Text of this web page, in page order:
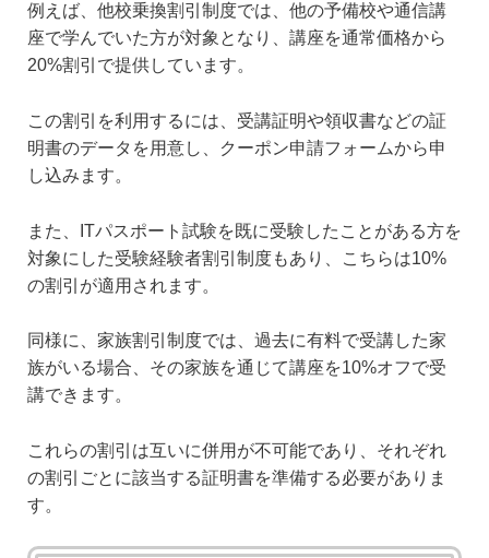
例えば、他校乗換割引制度では、他の予備校や通信講
座で学んでいた方が対象となり、講座を通常価格から
20%割引で提供しています。
この割引を利用するには、受講証明や領収書などの証
明書のデータを用意し、クーポン申請フォームから申
し込みます。
また、ITパスポート試験を既に受験したことがある方を
対象にした受験経験者割引制度もあり、こちらは10%
の割引が適用されます。
同様に、家族割引制度では、過去に有料で受講した家
族がいる場合、その家族を通じて講座を10%オフで受
講できます。
これらの割引は互いに併用が不可能であり、それぞれ
の割引ごとに該当する証明書を準備する必要がありま
す。